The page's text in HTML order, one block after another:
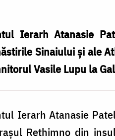
Ierarh Atanasie
Sinaiului și ale
Vasile Lupu la
Ierarh Atanasie
Rethimno din